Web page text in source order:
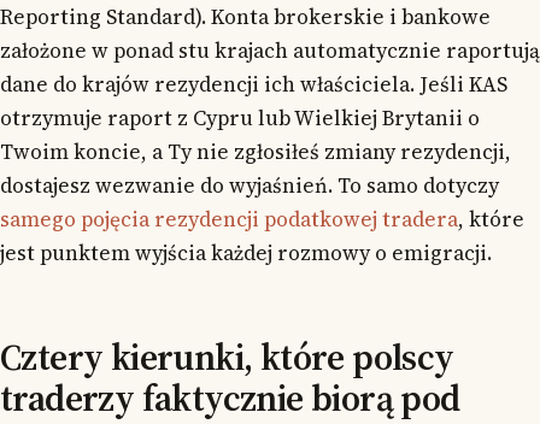
Reporting Standard). Konta brokerskie i bankowe
założone w ponad stu krajach automatycznie raportują
dane do krajów rezydencji ich właściciela. Jeśli KAS
otrzymuje raport z Cypru lub Wielkiej Brytanii o
Twoim koncie, a Ty nie zgłosiłeś zmiany rezydencji,
dostajesz wezwanie do wyjaśnień. To samo dotyczy
samego pojęcia rezydencji podatkowej tradera, które
jest punktem wyjścia każdej rozmowy o emigracji.
Cztery kierunki, które polscy
traderzy faktycznie biorą pod